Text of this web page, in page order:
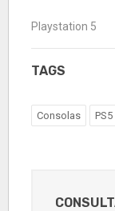
Playstation 5
TAGS
Consolas PS5